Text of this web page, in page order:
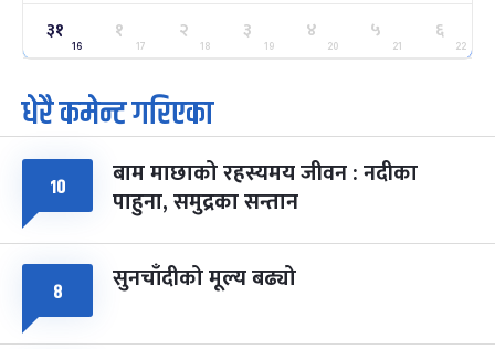
२५
मंगल
ग्याल्पो ल्होसार
फाल्गुन २५, २०८३ Mar 9, 2027
७ महिना बाँकी
७ पूर्णिमा व्रत
चैत्र ७, २०८३-Mar 21, 2027
८
सोम
फागुपूर्णिमा
चैत्र ८, २०८३-Mar 22, 2027
७ महिना बाँकी
३१
16
१
17
२
18
३
19
४
20
५
21
६
22
धेरै कमेन्ट गरिएका
१० बाम माछाको रहस्यमय जीवन : नदीका
पाहुना, समुद्रका सन्तान
८ सुनचाँदीको मूल्य बढ्यो